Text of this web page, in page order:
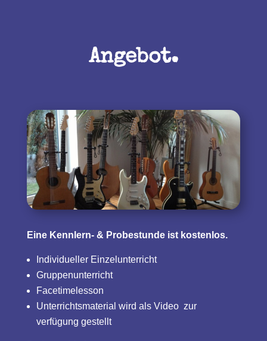
Angebot.
Eine Kennlern- & Probestunde ist kostenlos.
Individueller Einzelunterricht
Gruppenunterricht
Facetimelesson
Unterrichtsmaterial wird als Video zur
verfügung gestellt